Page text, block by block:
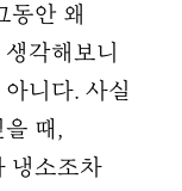
동안 왜
각해보니
니다. 사실
때,
냉소조차